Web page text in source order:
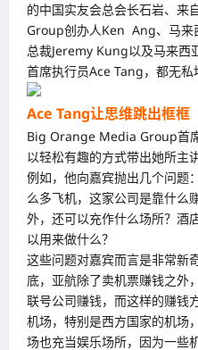
的中国实友会总会长石岩、来
Group创办人Ken Ang、马来
总裁Jeremy Kung以及马来
首席执行员Ace Tang，都无私
Ace Tang让思维跳出框框
Big Orange Media Group首
以轻松有趣的方式带出她所主
例如，他向嘉宾抛出几个问题
么多飞机，这家公司是靠什么
外，还可以充作什么场所？酒
以用来做什么？
这些问题对嘉宾而言是非常新
底，亚航除了卖机票赚钱之外
联号公司赚钱，而这样的赚钱
机场，特别是西方国家的机场
场也充当娱乐场所，因为一些